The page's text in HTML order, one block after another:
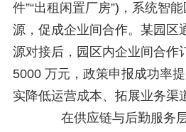
件”“出租闲置厂房”)，系统智
源，促成企业间合作。某园区
源对接后，园区内企业间合作
5000 万元，政策申报成功率
实降低运营成本、拓展业务渠
在供应链与后勤服务层